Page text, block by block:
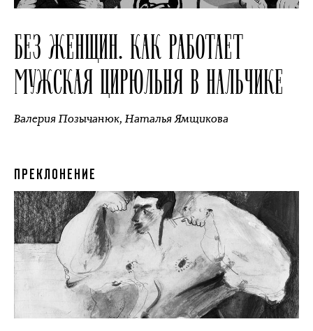
БЕЗ ЖЕНЩИН. КАК РАБОТАЕТ
МУЖСКАЯ ЦИРЮЛЬНЯ В НАЛЬЧИКЕ
Валерия Позычанюк,Наталья Ямщикова
ПРЕКЛОНЕНИЕ